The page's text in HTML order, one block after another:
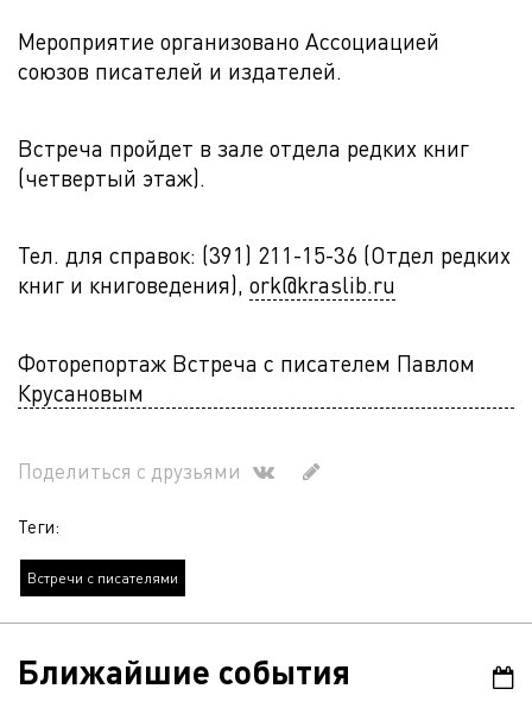
Мероприятие организовано Ассоциацией
союзов писателей и издателей.
Встреча пройдет в зале отдела редких книг
(четвертый этаж).
Тел. для справок: (391) 211-15-36 (Отдел редких
книг и книговедения), ork@kraslib.ru
Фоторепортаж Встреча с писателем Павлом
Крусановым
Поделиться с друзьями
Теги:
Встречи с писателями
Ближайшие события